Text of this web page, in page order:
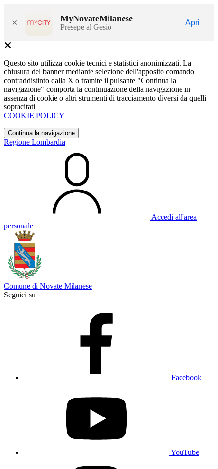
× MyNovateMilanese
Presepe al Gesiö
Apri
Questo sito utilizza cookie tecnici e statistici anonimizzati. La
chiusura del banner mediante selezione dell'apposito comando
contraddistinto dalla X o tramite il pulsante "Continua la
navigazione" comporta la continuazione della navigazione in
assenza di cookie o altri strumenti di tracciamento diversi da quelli
sopracitati.
COOKIE POLICY
Continua la navigazione
Regione Lombardia
Accedi all'area
personale
Comune di Novate Milanese
Seguici su
Facebook
YouTube